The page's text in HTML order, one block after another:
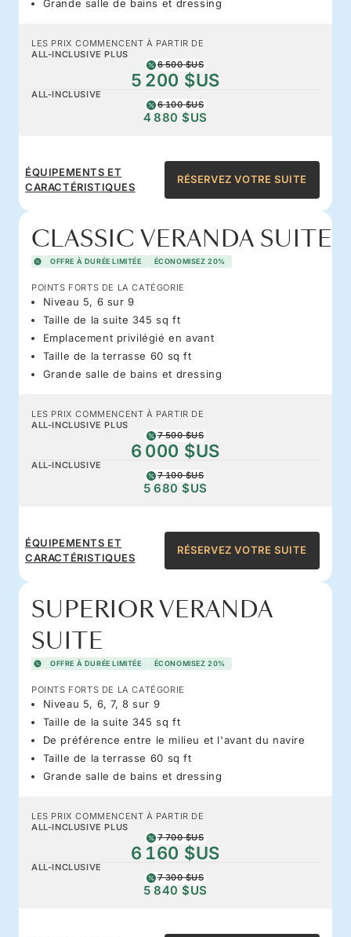
Grande salle de bains et dressing
LES PRIX COMMENCENT À PARTIR DE
ALL-INCLUSIVE PLUS
6 500 $US
5 200 $US
ALL-INCLUSIVE
6 100 $US
4 880 $US
ÉQUIPEMENTS ET
CARACTÉRISTIQUES
RÉSERVEZ VOTRE SUITE
CLASSIC VERANDA SUITE
OFFRE À DURÉE LIMITÉE ÉCONOMISEZ 20%
POINTS FORTS DE LA CATÉGORIE
Niveau 5, 6 sur 9
Taille de la suite 345 sq ft
Emplacement privilégié en avant
Taille de la terrasse 60 sq ft
Grande salle de bains et dressing
LES PRIX COMMENCENT À PARTIR DE
ALL-INCLUSIVE PLUS
7 500 $US
6 000 $US
ALL-INCLUSIVE
7 100 $US
5 680 $US
ÉQUIPEMENTS ET
CARACTÉRISTIQUES
RÉSERVEZ VOTRE SUITE
SUPERIOR VERANDA
SUITE
OFFRE À DURÉE LIMITÉE ÉCONOMISEZ 20%
POINTS FORTS DE LA CATÉGORIE
Niveau 5, 6, 7, 8 sur 9
Taille de la suite 345 sq ft
De préférence entre le milieu et l'avant du navire
Taille de la terrasse 60 sq ft
Grande salle de bains et dressing
LES PRIX COMMENCENT À PARTIR DE
ALL-INCLUSIVE PLUS
7 700 $US
6 160 $US
ALL-INCLUSIVE
7 300 $US
5 840 $US